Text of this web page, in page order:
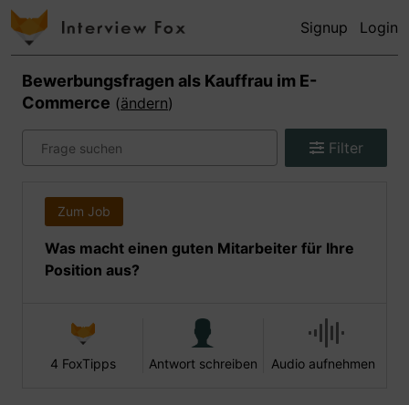
Signup Login
Bewerbungsfragen als Kauffrau im E-
Commerce (ändern)
Filter
Zum Job
Was macht einen guten Mitarbeiter für Ihre
Position aus?
4 FoxTipps Antwort schreiben Audio aufnehmen